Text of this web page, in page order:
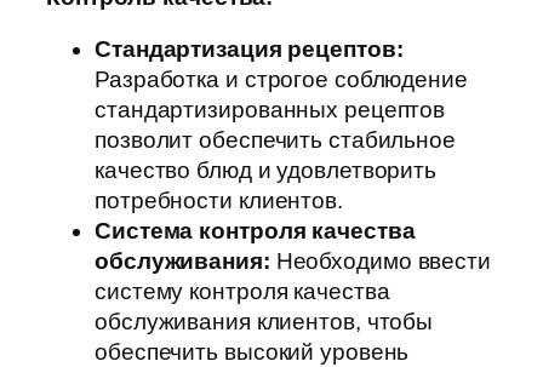
Стандартизация рецептов:
Разработка и строгое соблюдение
стандартизированных рецептов
позволит обеспечить стабильное
качество блюд и удовлетворить
потребности клиентов.
Система контроля качества
обслуживания: Необходимо ввести
систему контроля качества
обслуживания клиентов, чтобы
обеспечить высокий уровень